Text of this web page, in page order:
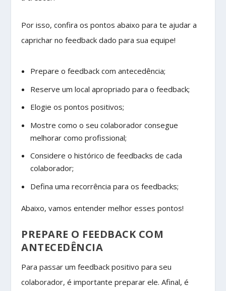
Por isso, confira os pontos abaixo para te ajudar a
caprichar no feedback dado para sua equipe!
Prepare o feedback com antecedência;
Reserve um local apropriado para o feedback;
Elogie os pontos positivos;
Mostre como o seu colaborador consegue
melhorar como profissional;
Considere o histórico de feedbacks de cada
colaborador;
Defina uma recorrência para os feedbacks;
Abaixo, vamos entender melhor esses pontos!
PREPARE O FEEDBACK COM
ANTECEDÊNCIA
Para passar um feedback positivo para seu
colaborador, é importante preparar ele. Afinal, é